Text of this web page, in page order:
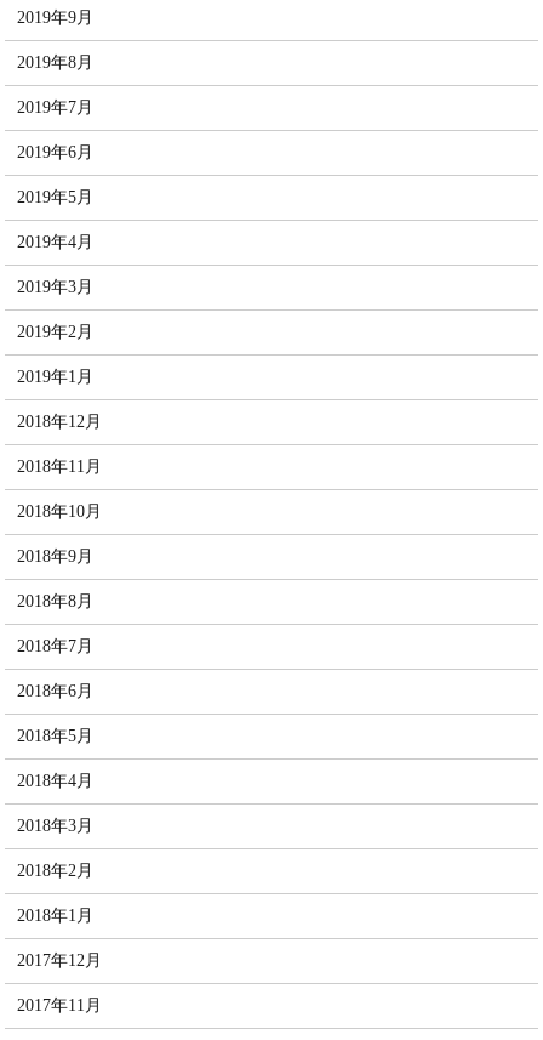
2019年9月
2019年8月
2019年7月
2019年6月
2019年5月
2019年4月
2019年3月
2019年2月
2019年1月
2018年12月
2018年11月
2018年10月
2018年9月
2018年8月
2018年7月
2018年6月
2018年5月
2018年4月
2018年3月
2018年2月
2018年1月
2017年12月
2017年11月